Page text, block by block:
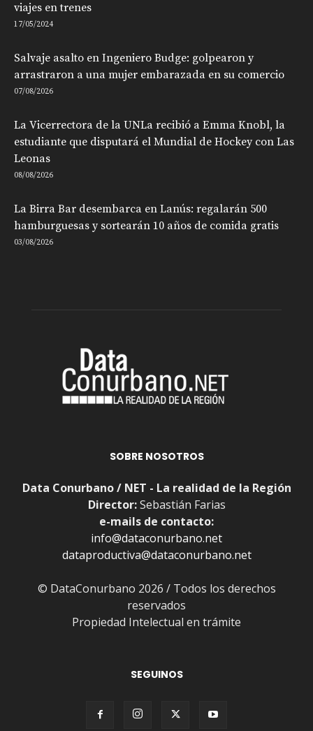
viajes en trenes
17/05/2024
Salvaje asalto en Ingeniero Budge: golpearon y
arrastraron a una mujer embarazada en su comercio
07/08/2026
La Vicerrectora de la UNLa recibió a Emma Knobl, la
estudiante que disputará el Mundial de Hockey con Las
Leonas
08/08/2026
La Birra Bar desembarca en Lanús: regalarán 500
hamburguesas y sortearán 10 años de comida gratis
03/08/2026
SOBRE NOSOTROS
Data Conurbano / NET - La realidad de la Región
Director:Sebastián Farias
e-mails de contacto:
info@dataconurbano.net
dataproductiva@dataconurbano.net
© DataConurbano 2026 / Todos los derechos
reservados
Propiedad Intelectual en trámite
SEGUINOS